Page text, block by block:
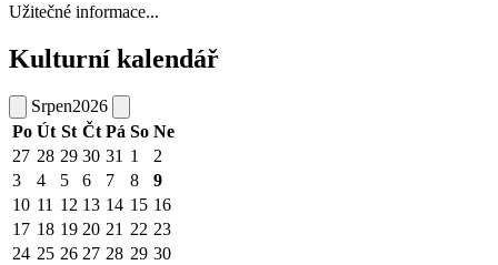
Užitečné informace...
Kulturní kalendář
Srpen2026
Po Út St Čt Pá So Ne
27 28 29 30 31 1
2
3
4 5 6 7 8
9
10 11 12 13 14 15 16
17 18 19 20 21 22 23
24 25 26 27 28 29 30